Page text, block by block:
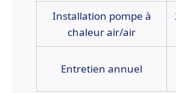
Installation pompe à
chaleur air/air
Entretien annuel